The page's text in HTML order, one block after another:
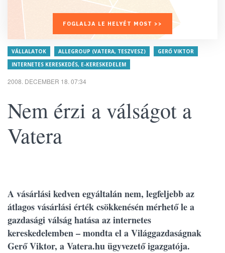
FOGLALJA LE HELYÉT MOST >>
VÁLLALATOK ALLEGROUP (VATERA, TESZVESZ)
GERŐ VIKTOR
INTERNETES KERESKEDÉS, E-KERESKEDELEM
2008. DECEMBER 18. 07:34
Nem érzi a válságot a
Vatera
A vásárlási kedven egyáltalán nem, legfeljebb az
átlagos vásárlási érték csökkenésén mérhető le a
gazdasági válság hatása az internetes
kereskedelemben – mondta el a Világgazdaságnak
Gerő Viktor, a Vatera.hu ügyvezető igazgatója.